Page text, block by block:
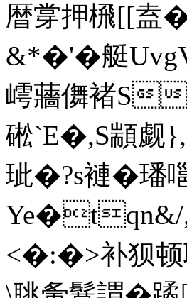
暦牚押榌[[盍
& *�'�艇
嶀蘠儛褚S
硹`E�,S顓觑
玼�?s褳�
Ye�tqn&/
<�:�>补狈顿